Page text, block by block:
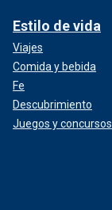
Estilo de vida
Viajes
Comida y bebida
Fe
Descubrimiento
Juegos y concursos